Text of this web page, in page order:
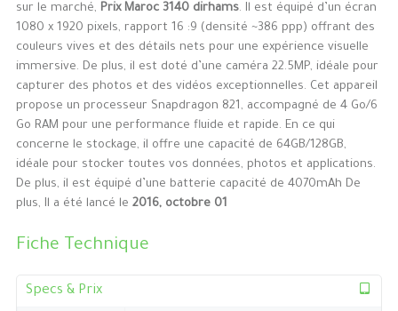
sur le marché, Prix Maroc 3140 dirhams. Il est équipé d’un écran
1080 x 1920 pixels, rapport 16 :9 (densité ~386 ppp) offrant des
couleurs vives et des détails nets pour une expérience visuelle
immersive. De plus, il est doté d’une caméra 22.5MP, idéale pour
capturer des photos et des vidéos exceptionnelles. Cet appareil
propose un processeur Snapdragon 821, accompagné de 4 Go/6
Go RAM pour une performance fluide et rapide. En ce qui
concerne le stockage, il offre une capacité de 64GB/128GB,
idéale pour stocker toutes vos données, photos et applications.
De plus, il est équipé d’une batterie capacité de 4070mAh De
plus, Il a été lancé le 2016, octobre 01
Fiche Technique
Specs & Prix